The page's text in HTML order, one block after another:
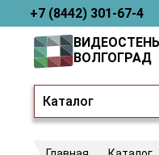
+7 (8442) 301-67-4
Каталог
ВОЛГОГРАД